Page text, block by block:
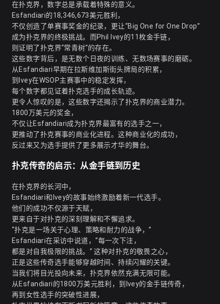
在扑克界，数字总是承载着特殊的意义。
Esfandiari的18,346,673美元胜利，
不仅创造了单赛事奖金的纪录，更让“Big One for One Drop”
成为扑克界的终极挑战。而Phil Ivey的11枚金手链，
则证明了扑克界“常青树”的存在。
这些数字背后，是无数个日夜的训练、无数场赛事的磨砺。
从Esfandiari早期在拉斯维加斯街头牌局的积累，
到Ivey在WSOP主赛事中的稳定发挥，
每个数字都见证着扑克选手的成长轨迹。
更令人惊叹的是，这些数字还揭示了扑克界的商业潜力。
1800万美元的奖金，
不仅让Esfandiari成为扑克界最富有的选手之一，
更推动了扑克赛事的商业化进程。这种商业化的成功，
反过来又为选手提供了更多展示才华的舞台。
扑克传奇的启示：从金手链到历史
在扑克界的长河中，
Esfandiari和Ivey的故事始终激励着新一代选手。
他们的成功不仅源于天赋，
更来自于对扑克的深刻理解和不懈追求。
“扑克是一场关于心理、策略和耐力的战争，”
Esfandiari在采访中说道，“每一次下注，
都是对自我极限的挑战。” 这种对扑克的敬畏之心，
正是这些传奇选手能够穿越时间、持续闪耀的关键。
当我们将目光投向未来，扑克界依然充满无限可能。
从Esfandiari的1800万美元胜利，到Ivey的金手链传奇，
再到女性选手的突破性进展，